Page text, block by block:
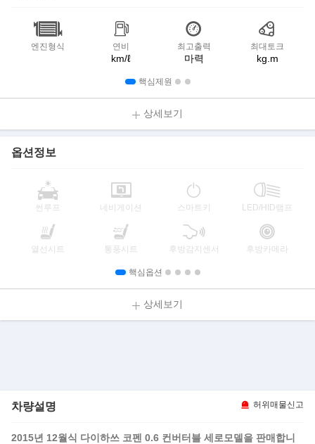
엔진형식 연비
km/ℓ
최고출력
마력
최대토크
kg.m
핵심제원
상세보기
옵션정보
썬루프 네비게이션 스마트키 LED/HID램프
열선시트 통풍시트 후방감지센서 후방카메라
핵심옵션
상세보기
차량설명 허위매물신고
2015년 12월식 다이하쓰 코펜 0.6 컨버터블 세로모델을 판매합니